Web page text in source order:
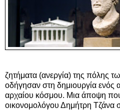
ζητήματα (ανεργία) της πόλης
οδήγησαν στη δημιουργία ενός
αρχαίου κόσμου. Μια άποψη
οικονομολόγου Δημήτρη Τζάνα